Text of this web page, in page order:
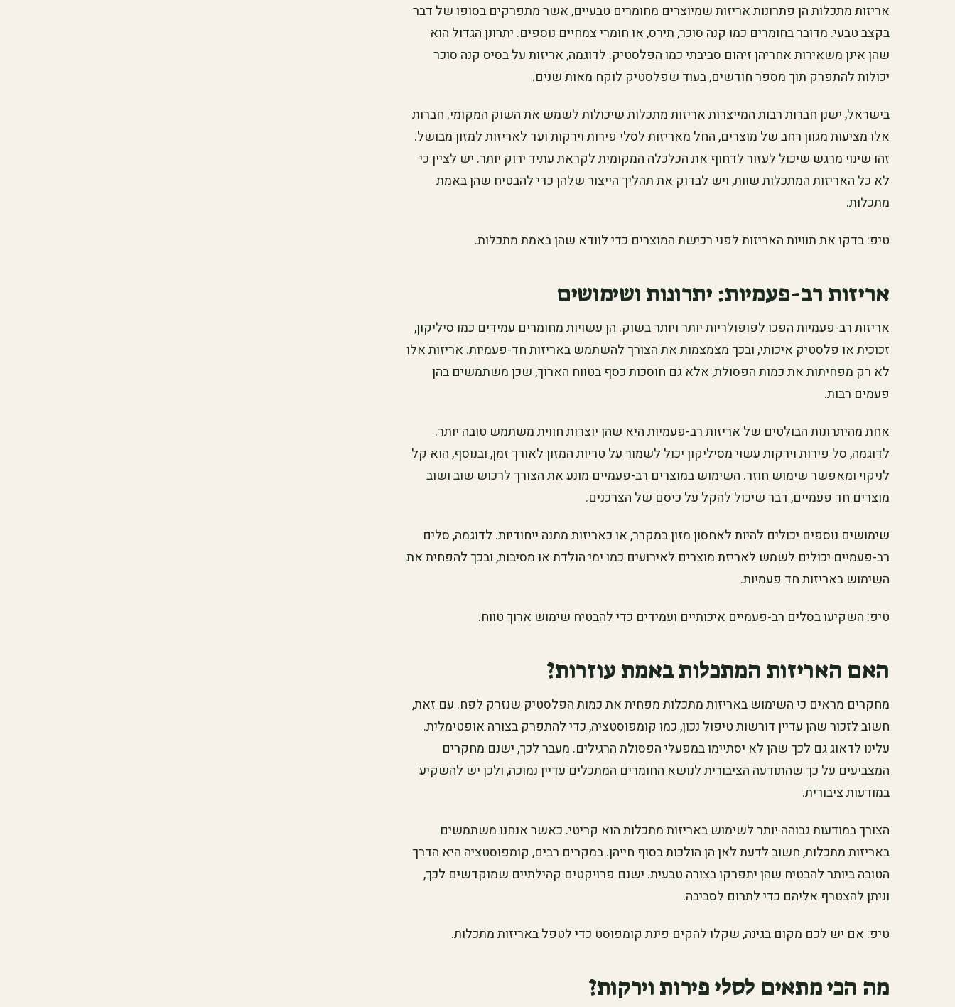
אריזות מתכלות הן פתרונות אריזות שמיוצרים מחומרים טבעיים, אשר מתפרקים בסופו של דבר
בקצב טבעי. מדובר בחומרים כמו קנה סוכר, תירס, או חומרי צמחיים נוספים. יתרונן הגדול הוא
שהן אינן משאירות אחריהן זיהום סביבתי כמו הפלסטיק. לדוגמה, אריזות על בסיס קנה סוכר
יכולות להתפרק תוך מספר חודשים, בעוד שפלסטיק לוקח מאות שנים.
בישראל, ישנן חברות רבות המייצרות אריזות מתכלות שיכולות לשמש את השוק המקומי. חברות
אלו מציעות מגוון רחב של מוצרים, החל מאריזות לסלי פירות וירקות ועד לאריזות למזון מבושל.
זהו שינוי מרגש שיכול לעזור לדחוף את הכלכלה המקומית לקראת עתיד ירוק יותר. יש לציין כי
לא כל האריזות המתכלות שוות, ויש לבדוק את תהליך הייצור שלהן כדי להבטיח שהן באמת
מתכלות.
טיפ: בדקו את תוויות האריזות לפני רכישת המוצרים כדי לוודא שהן באמת מתכלות.
אריזות רב-פעמיות: יתרונות ושימושים
אריזות רב-פעמיות הפכו לפופולריות יותר ויותר בשוק. הן עשויות מחומרים עמידים כמו סיליקון,
זכוכית או פלסטיק איכותי, ובכך מצמצמות את הצורך להשתמש באריזות חד-פעמיות. אריזות אלו
לא רק מפחיתות את כמות הפסולת, אלא גם חוסכות כסף בטווח הארוך, שכן משתמשים בהן
פעמים רבות.
אחת מהיתרונות הבולטים של אריזות רב-פעמיות היא שהן יוצרות חווית משתמש טובה יותר.
לדוגמה, סל פירות וירקות עשוי מסיליקון יכול לשמור על טריות המזון לאורך זמן, ובנוסף, הוא קל
לניקוי ומאפשר שימוש חוזר. השימוש במוצרים רב-פעמיים מונע את הצורך לרכוש שוב ושוב
מוצרים חד פעמיים, דבר שיכול להקל על כיסם של הצרכנים.
שימושים נוספים יכולים להיות לאחסון מזון במקרר, או כאריזות מתנה ייחודיות. לדוגמה, סלים
רב-פעמיים יכולים לשמש לאריזת מוצרים לאירועים כמו ימי הולדת או מסיבות, ובכך להפחית את
השימוש באריזות חד פעמיות.
טיפ: השקיעו בסלים רב-פעמיים איכותיים ועמידים כדי להבטיח שימוש ארוך טווח.
האם האריזות המתכלות באמת עוזרות?
מחקרים מראים כי השימוש באריזות מתכלות מפחית את כמות הפלסטיק שנזרק לפח. עם זאת,
חשוב לזכור שהן עדיין דורשות טיפול נכון, כמו קומפוסטציה, כדי להתפרק בצורה אופטימלית.
עלינו לדאוג גם לכך שהן לא יסתיימו במפעלי הפסולת הרגילים. מעבר לכך, ישנם מחקרים
המצביעים על כך שהתודעה הציבורית לנושא החומרים המתכלים עדיין נמוכה, ולכן יש להשקיע
במודעות ציבורית.
הצורך במודעות גבוהה יותר לשימוש באריזות מתכלות הוא קריטי. כאשר אנחנו משתמשים
באריזות מתכלות, חשוב לדעת לאן הן הולכות בסוף חייהן. במקרים רבים, קומפוסטציה היא הדרך
הטובה ביותר להבטיח שהן יתפרקו בצורה טבעית. ישנם פרויקטים קהילתיים שמוקדשים לכך,
וניתן להצטרף אליהם כדי לתרום לסביבה.
טיפ: אם יש לכם מקום בגינה, שקלו להקים פינת קומפוסט כדי לטפל באריזות מתכלות.
מה הכי מתאים לסלי פירות וירקות?